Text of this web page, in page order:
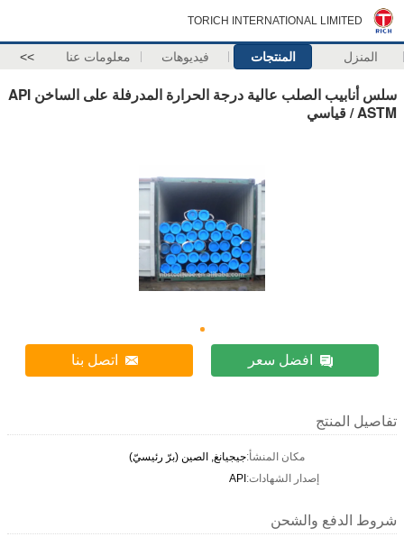
TORICH INTERNATIONAL LIMITED
المنزل المنتجات فيديوهات معلومات عنا >>
سلس أنابيب الصلب عالية درجة الحرارة المدرفلة على الساخن API
/ ASTM قياسي
افضل سعر اتصل بنا
تفاصيل المنتج
مكان المنشأ:جيجيانغ, الصين (برّ رئيسيّ)
إصدار الشهادات:API
شروط الدفع والشحن